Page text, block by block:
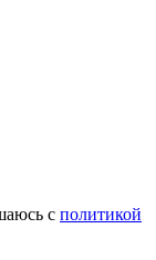
с политикой